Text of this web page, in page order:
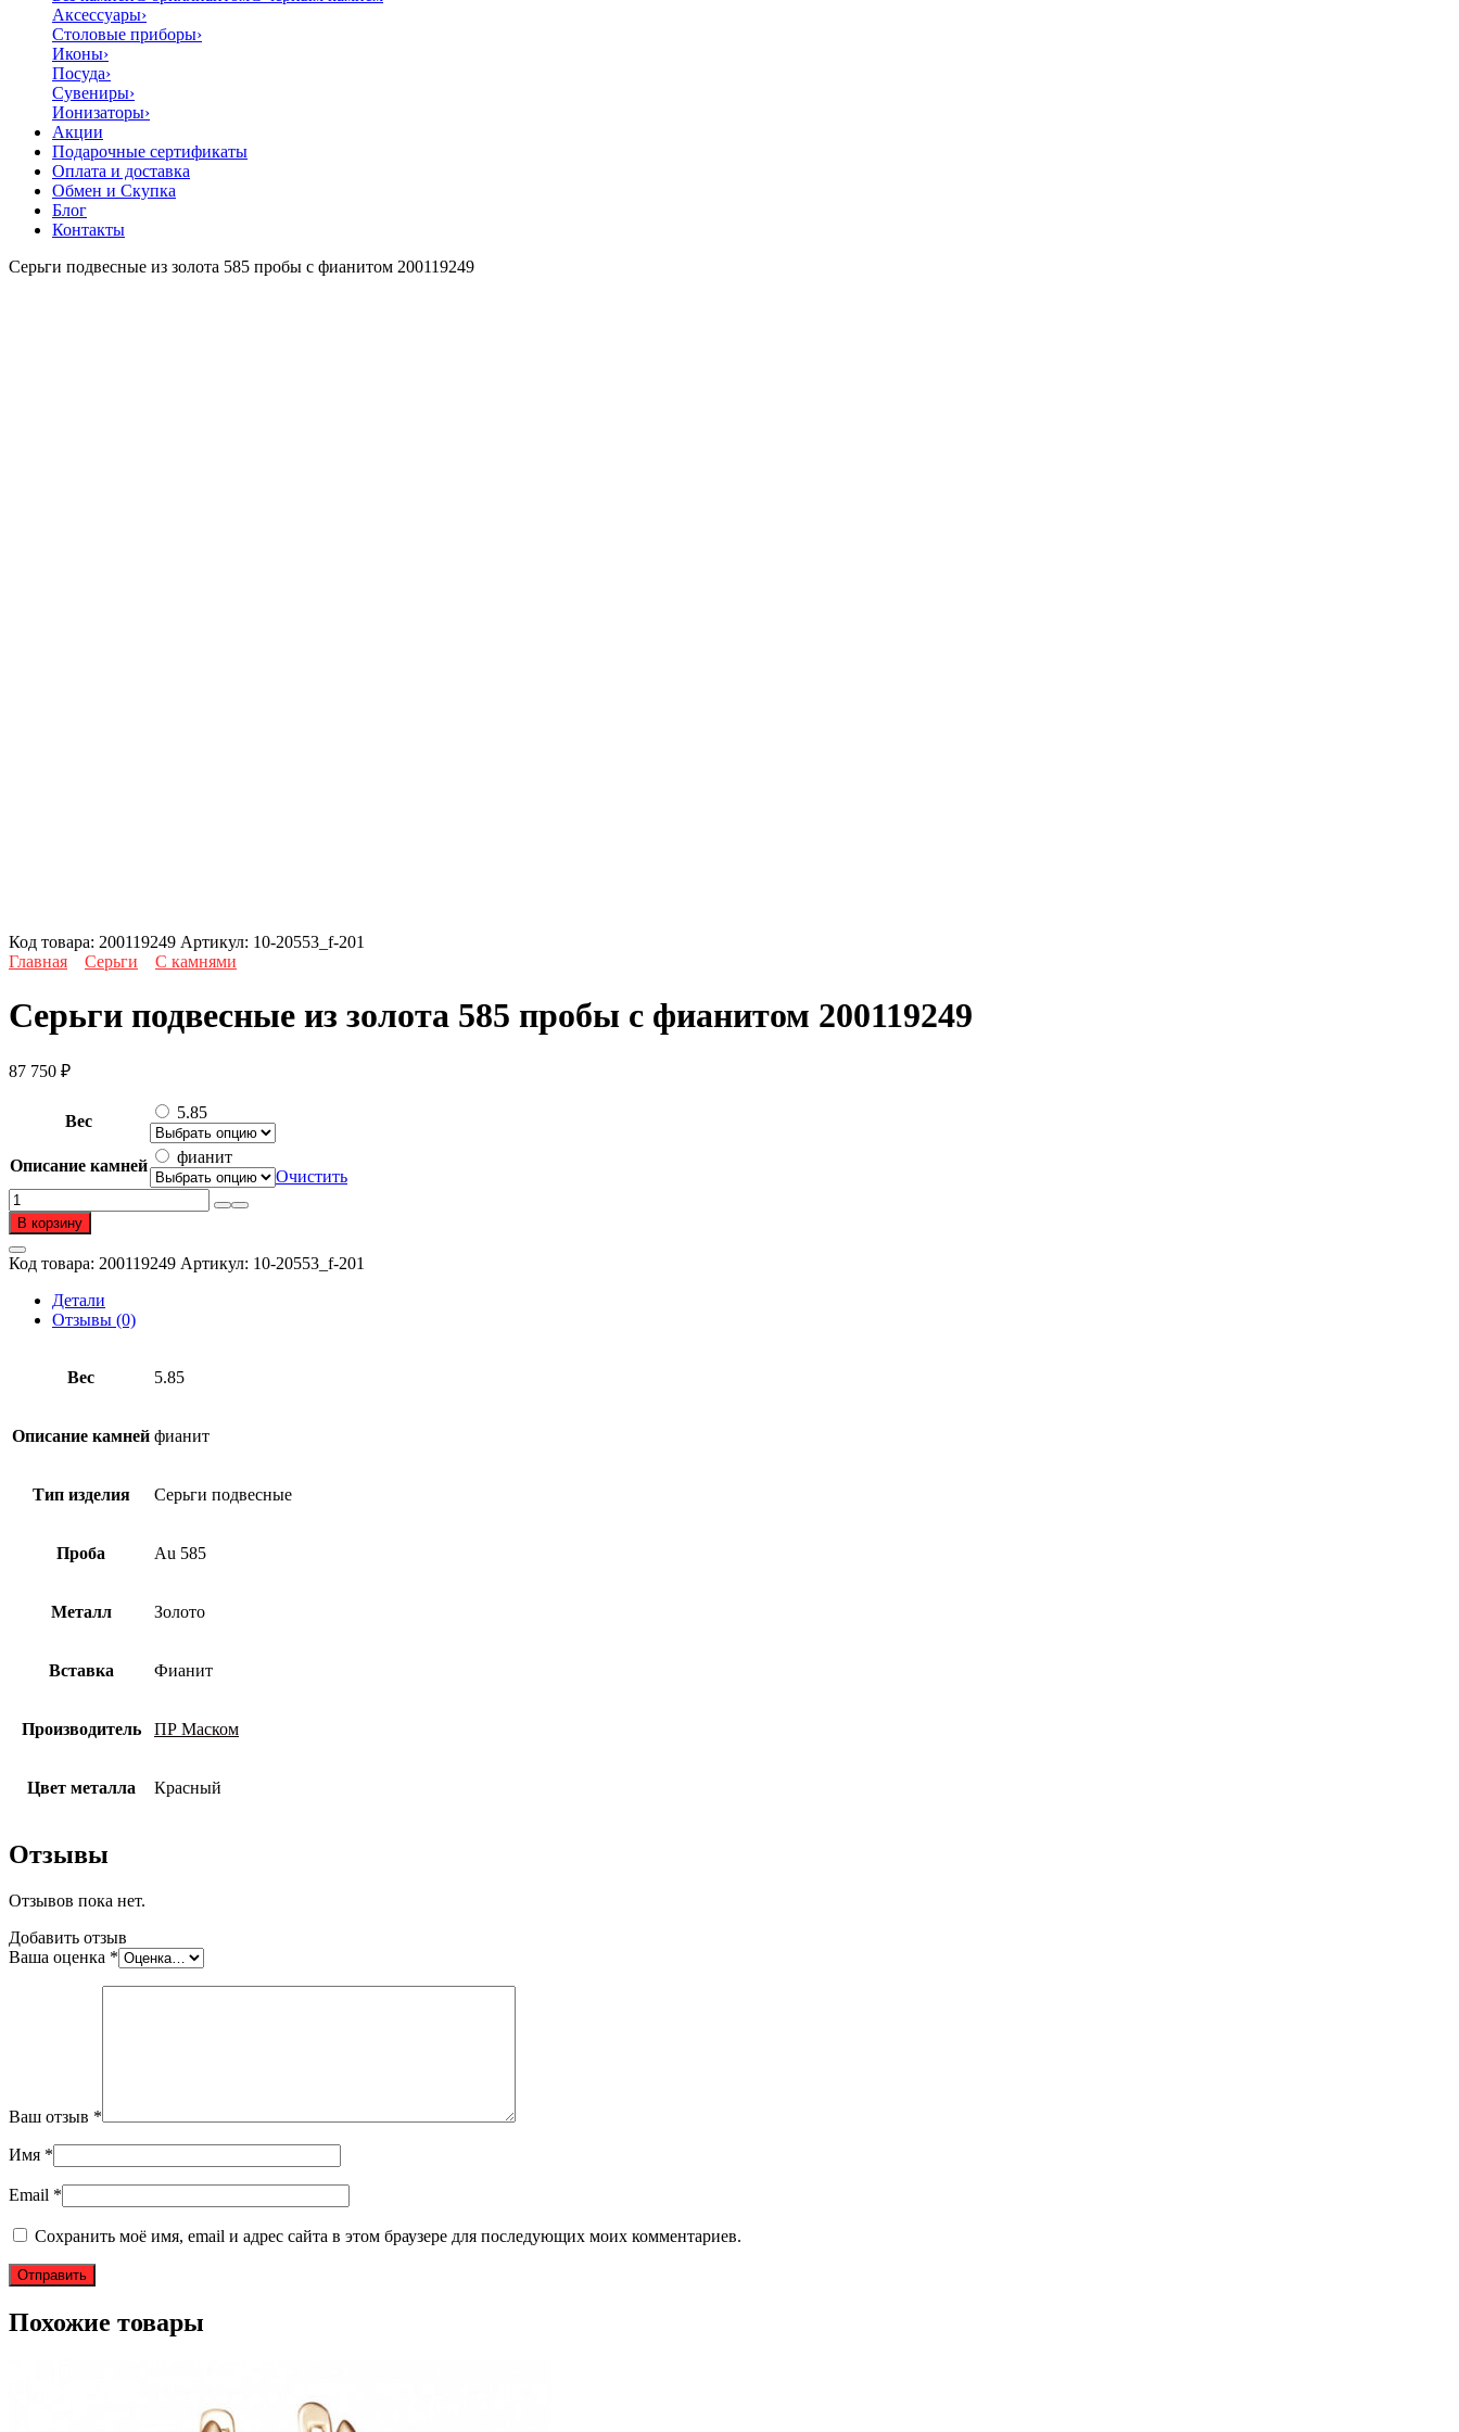
Аксессуары›
Столовые приборы›
Иконы›
Посуда›
Сувениры›
Ионизаторы›
Акции
Подарочные сертификаты
Оплата и доставка
Обмен и Скупка
Блог
Контакты
Серьги подвесные из золота 585 пробы с фианитом 200119249
Код товара: 200119249 Артикул: 10-20553_f-201
Главная
Серьги С камнями
Серьги подвесные из золота 585 пробы с фианитом 200119249
87 750 ₽
Вес 5.85
Описание камней
фианит
Очистить
Количество
товара
Серьги
подвесные
из
золота
пробы
фианитом
В корзину
Код товара: 200119249 Артикул: 10-20553_f-201
Детали
Отзывы (0)
Вес 5.85
Описание камней фианит
Тип изделия Серьги подвесные
Проба Au 585
Металл Золото
Вставка Фианит
Производитель ПР Маском
Цвет металла Красный
Отзывы
Отзывов пока нет.
Добавить отзыв
Ваша оценка *
Ваш отзыв *
Имя *
Email *
Сохранить моё имя, email и адрес сайта в этом браузере для последующих моих комментариев.
Похожие товары